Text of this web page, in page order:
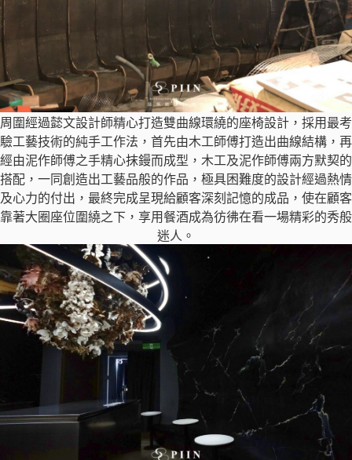
周圍經過懿文設計師精心打造雙曲線環繞的座椅設計，採用最考
驗工藝技術的純手工作法，首先由木工師傅打造出曲線結構，再
經由泥作師傅之手精心抹鏝而成型，木工及泥作師傅兩方默契的
搭配，一同創造出工藝品般的作品，極具困難度的設計經過熱情
及心力的付出，最終完成呈現給顧客深刻記憶的成品，使在顧客
靠著大圈座位圍繞之下，享用餐酒成為彷彿在看一場精彩的秀般
迷人。